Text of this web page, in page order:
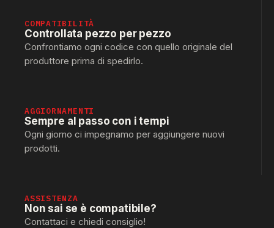
COMPATIBILITÀ
Controllata pezzo per pezzo
Confrontiamo ogni codice con quello originale del
produttore prima di spedirlo.
AGGIORNAMENTI
Sempre al passo con i tempi
Ogni giorno ci impegnamo per aggiungere nuovi
prodotti.
ASSISTENZA
Non sai se è compatibile?
Contattaci e chiedi consiglio!